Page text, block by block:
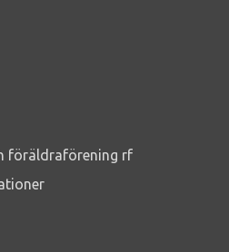
föräldraförening rf